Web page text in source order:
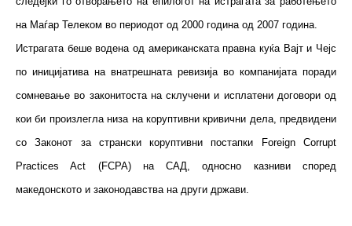
на Маѓар Телеком во периодот од 2000 година од 2007 година.
Истрагата беше водена од американската правна куќа Вајт и Чејс
по иницијатива на внатрешната ревизија во компанијата поради
сомневање во законитоста на склучени и исплатени договори од
кои би произлегла низа на коруптивни кривични дела, предвидени
со Законот за странски коруптивни постапки Foreign Corrupt
Practices Act (FCPA) на САД, односно казниви според
македонското и законодавства на други држави.